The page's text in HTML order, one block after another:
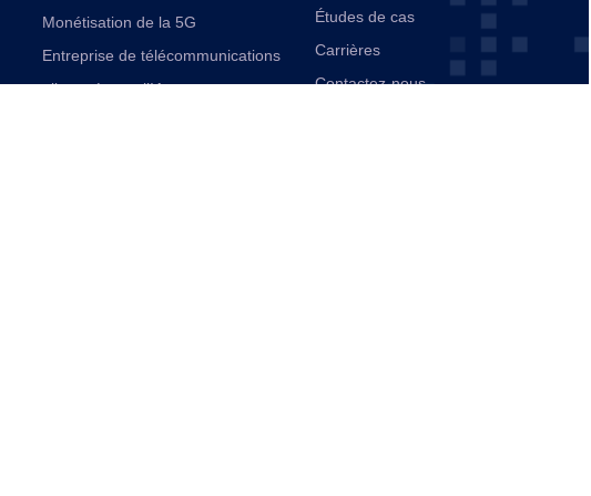
Monétisation de la 5G
Entreprise de télécommunications
alimentée par l’IA
Études de cas
Carrières
Contactez-nous